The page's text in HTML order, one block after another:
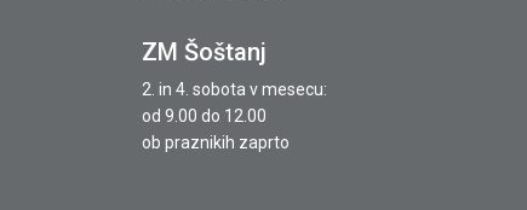
ZM Šoštanj
2. in 4. sobota v mesecu:
od 9.00 do 12.00
ob praznikih zaprto